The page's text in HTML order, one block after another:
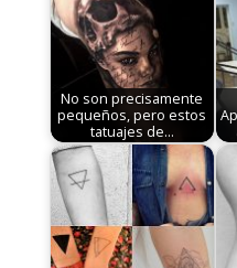
No son precisamente
pequeños, pero estos
tatuajes de…